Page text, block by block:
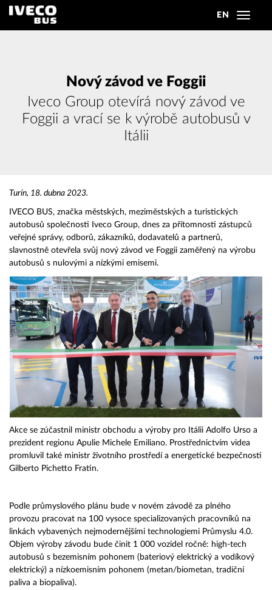
EN
Toggle
Nový závod ve Foggii
Iveco Group otevírá nový závod ve
Foggii a vrací se k výrobě autobusů v
Itálii
Turín, 18. dubna 2023.
IVECO BUS, značka městských, meziměstských a turistických
autobusů společnosti Iveco Group, dnes za přítomnosti zástupců
veřejné správy, odborů, zákazníků, dodavatelů a partnerů,
slavnostně otevřela svůj nový závod ve Foggii zaměřený na výrobu
autobusů s nulovými a nízkými emisemi.
Akce se zúčastnil ministr obchodu a výroby pro Itálii Adolfo Urso a
prezident regionu Apulie Michele Emiliano. Prostřednictvím videa
promluvil také ministr životního prostředí a energetické bezpečnosti
Gilberto Pichetto Fratin.
Podle průmyslového plánu bude v novém závodě za plného
provozu pracovat na 100 vysoce specializovaných pracovníků na
linkách vybavených nejmodernějšími technologiemi Průmyslu 4.0.
Objem výroby závodu bude činit 1 000 vozidel ročně: high-tech
autobusů s bezemisním pohonem (bateriový elektrický a vodíkový
elektrický) a nízkoemisním pohonem (metan/biometan, tradiční
paliva a biopaliva).